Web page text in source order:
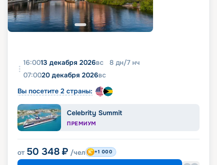
16:0013 декабря 2026вс 8 дн/7 нч
07:0020 декабря 2026вс
Вы посетите 2 страны:
Celebrity Summit
ПРЕМИУМ
от 50 348 ₽ /чел +1 000